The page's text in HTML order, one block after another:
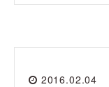
2016.02.04